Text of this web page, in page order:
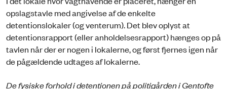
opslagstavle med angivelse af de enkelte
detentionslokaler (og venterum). Det blev oplyst at
detentionsrapport (eller anholdelsesrapport) hænges op på
tavlen når der er nogen i lokalerne, og først fjernes igen når
de pågældende udtages af lokalerne.
De fysiske forhold i detentionen på politigården i Gentofte